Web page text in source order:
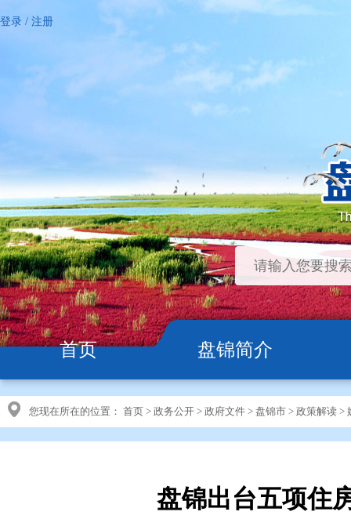
登录 / 注册
首页 盘锦简介
您现在所在的位置： 首页 > 政务公开 > 政府文件 > 盘锦市 > 政策解读 >
盘锦出台五项住